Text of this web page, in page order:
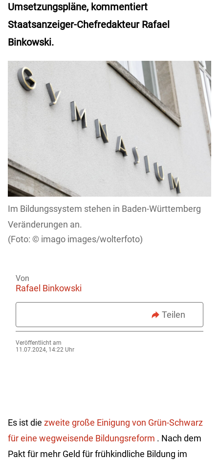
Umsetzungspläne, kommentiert
Staatsanzeiger-Chefredakteur Rafael
Binkowski.
Im Bildungssystem stehen in Baden-Württemberg
Veränderungen an.
imago images/wolterfoto)
Von
Rafael Binkowski
Teilen
Veröffentlicht am
11.07.2024, 14:22 Uhr
Es ist die zweite große Einigung von Grün-Schwarz
für eine wegweisende Bildungsreform . Nach dem
Pakt für mehr Geld für frühkindliche Bildung im